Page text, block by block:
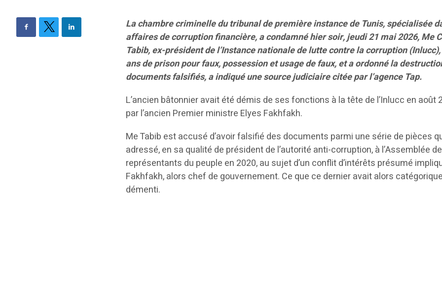
La chambre criminelle du tribunal de première instance de Tunis, spécialisée
affaires de corruption financière, a condamné hier soir, jeudi 21 mai 2026, Me
Tabib, ex-président de l’Instance nationale de lutte contre la corruption
ans de prison pour faux, possession et usage de faux, et a ordonné la
documents falsifiés, a indiqué une source judiciaire citée par l’agence Tap.
L’ancien bâtonnier avait été démis de ses fonctions à la tête de l’Inlucc en août
par l’ancien Premier ministre Elyes Fakhfakh.
Me Tabib est accusé d’avoir falsifié des documents parmi une série de pièces
adressé, en sa qualité de président de l’autorité anti-corruption, à l’Assemblée
représentants du peuple en 2020, au sujet d’un conflit d’intérêts présumé
Fakhfakh, alors chef de gouvernement. Ce que ce dernier avait alors
démenti.